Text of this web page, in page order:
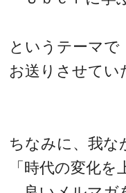
というテーマで
お送りさせてい
ちなみに、我な
「時代の変化を